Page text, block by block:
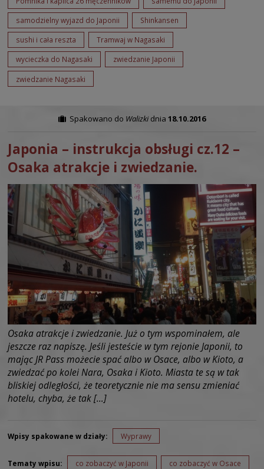
samodzielny wyjazd do Japonii Shinkansen
sushi i cała reszta Tramwaj w Nagasaki
wycieczka do Nagasaki zwiedzanie Japonii
zwiedzanie Nagasaki
Spakowano do Walizkidnia 18.10.2016
Japonia – instrukcja obsługi cz.12 –
Osaka atrakcje i zwiedzanie.
Osaka atrakcje i zwiedzanie. Już o tym wspominałem, ale
jeszcze raz napiszę. Jeśli jesteście w tym rejonie Japonii, to
mając JR Pass możecie spać albo w Osace, albo w Kioto, a
zwiedzać po kolei Nara, Osaka i Kioto. Miasta te są w tak
bliskiej odległości, że teoretycznie nie ma sensu zmieniać
hotelu, chyba, że tak […]
Wpisy spakowane w działy: Wyprawy
Tematy wpisu: co zobaczyć w Japonii co zobaczyć w Osace